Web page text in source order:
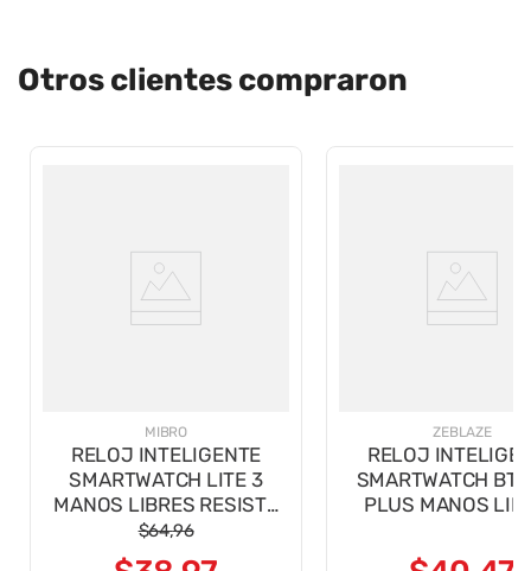
Otros clientes compraron
RELOJ INTELIGENTE
SMARTWATCH LITE 3
MANOS LIBRES RESISTE
AGUA GRIS OSC
$64,96
RELOJ
SMARTWATCH
PLUS MANOS